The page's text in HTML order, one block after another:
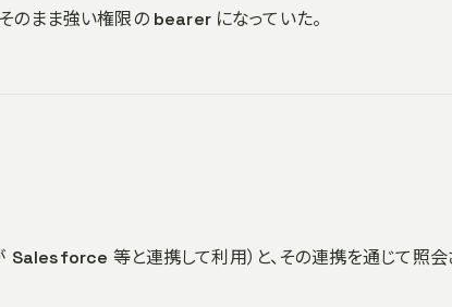
のまま強い権限の bearer になっていた。
Salesforce 等と連携して利用）と、その連携を通じて照会